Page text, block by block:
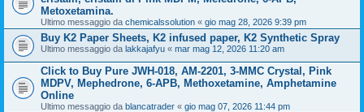
Metoxetamina.
Ultimo messaggio da chemicalssolution « gio mag 28, 2026 9:39 pm
Buy K2 Paper Sheets, K2 infused paper, K2 Synthetic Spray
Ultimo messaggio da lakkajafyu « mar mag 12, 2026 11:20 am
Click to Buy Pure JWH-018, AM-2201, 3-MMC Crystal, Pink
MDPV, Mephedrone, 6-APB, Methoxetamine, Amphetamine
Online
Ultimo messaggio da blancatrader « gio mag 07, 2026 11:44 pm